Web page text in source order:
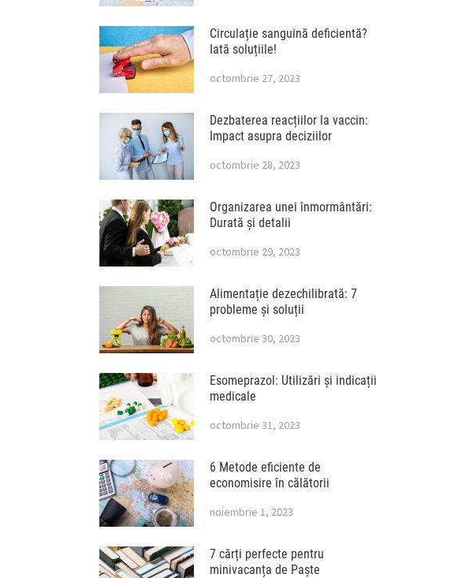
Circulație sanguină deficientă?
Iată soluțiile!
octombrie 27, 2023
Dezbaterea reacțiilor la vaccin:
Impact asupra deciziilor
octombrie 28, 2023
Organizarea unei înmormântări:
Durată și detalii
octombrie 29, 2023
Alimentație dezechilibrată: 7
probleme și soluții
octombrie 30, 2023
Esomeprazol: Utilizări și indicații
medicale
octombrie 31, 2023
6 Metode eficiente de
economisire în călătorii
noiembrie 1, 2023
7 cărți perfecte pentru
minivacanța de Paște